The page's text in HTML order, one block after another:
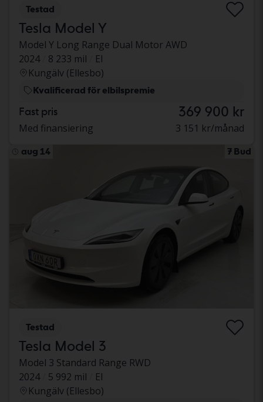
Testad
Tesla Model Y
Model Y Long Range Dual Motor AWD
2024
8 233 mil
El
Kungälv (Ellesbo)
Kvalificerad för elbilspremie
Fast pris 369 900 kr
Med finansiering 3 151 kr/månad
aug 14 7 Bud
Testad
Tesla Model 3
Model 3 Standard Range RWD
2024
5 992 mil
El
Kungälv (Ellesbo)